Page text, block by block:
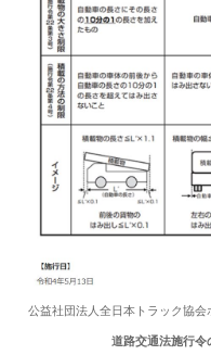
公益社団法人全日本トラック協
道路交通法施行